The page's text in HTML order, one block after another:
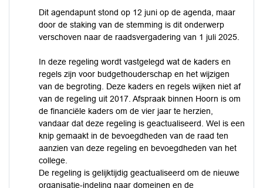
Dit agendapunt stond op 12 juni op de agenda, maar
door de staking van de stemming is dit onderwerp
verschoven naar de raadsvergadering van 1 juli 2025.
In deze regeling wordt vastgelegd wat de kaders en
regels zijn voor budgethouderschap en het wijzigen
van de begroting. Deze kaders en regels wijken niet af
van de regeling uit 2017. Afspraak binnen Hoorn is om
de financiële kaders om de vier jaar te herzien,
vandaar dat deze regeling is geactualiseerd. Wel is een
knip gemaakt in de bevoegdheden van de raad ten
aanzien van deze regeling en bevoegdheden van het
college.
De regeling is gelijktijdig geactualiseerd om de nieuwe
organisatie-indeling naar domeinen en de